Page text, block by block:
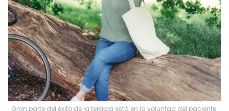
Gran parte del éxito de la terapia está en la voluntad del paciente